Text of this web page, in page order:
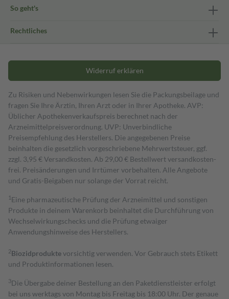
So geht's
Rechtliches
Widerruf erklären
Zu Risiken und Nebenwirkungen lesen Sie die Packungsbeilage und
fragen Sie Ihre Ärztin, Ihren Arzt oder in Ihrer Apotheke. AVP:
Üblicher Apothekenverkaufspreis berechnet nach der
Arzneimittelpreisverordnung. UVP: Unverbindliche
Preisempfehlung des Herstellers. Die angegebenen Preise
beinhalten die gesetzlich vorgeschriebene Mehrwertsteuer, ggf.
zzgl. 3,95 € Versandkosten. Ab 29,00 € Bestell­wert versand­kosten­
frei. Preisänderungen und Irrtümer vorbehalten. Alle Angebote
und Gratis-Beigaben nur solange der Vorrat reicht.
1 Eine pharmazeutische Prüfung der Arzneimittel und sonstigen
Produkte in deinem Warenkorb beinhaltet die Durchführung von
Wechselwirkungschecks und die Prüfung etwaiger
Anwendungshinweise des Herstellers.
2Biozidproduktevorsichtig verwenden. Vor Gebrauch stets Etikett
und Produktinformationen lesen.
3Die Übergabe deiner Bestellung an den Paketdienstleister erfolgt
bei uns werktags von Montag bis Freitag bis 18:00 Uhr. Der genaue